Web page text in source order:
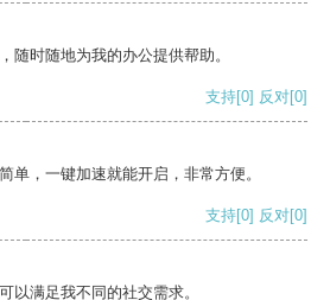
随时随地为我的办公提供帮助。
支持[0] 反对[0]
单，一键加速就能开启，非常方便。
支持[0] 反对[0]
以满足我不同的社交需求。